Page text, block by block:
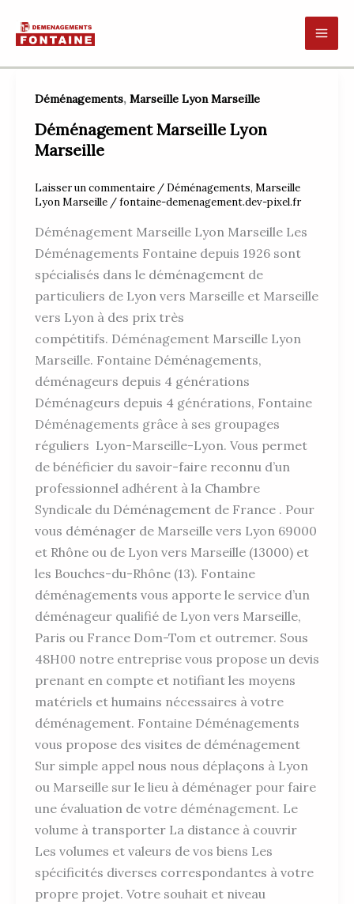
Déménagements, Marseille Lyon Marseille
Déménagement Marseille Lyon
Marseille
Laisser un commentaire / Déménagements, Marseille
Lyon Marseille /fontaine-demenagement.dev-pixel.fr
Déménagement Marseille Lyon Marseille Les
Déménagements Fontaine depuis 1926 sont
spécialisés dans le déménagement de
particuliers de Lyon vers Marseille et Marseille
vers Lyon à des prix très
compétitifs. Déménagement Marseille Lyon
Marseille. Fontaine Déménagements,
déménageurs depuis 4 générations
Déménageurs depuis 4 générations, Fontaine
Déménagements grâce à ses groupages
réguliers Lyon-Marseille-Lyon. Vous permet
de bénéficier du savoir-faire reconnu d’un
professionnel adhérent à la Chambre
Syndicale du Déménagement de France . Pour
vous déménager de Marseille vers Lyon 69000
et Rhône ou de Lyon vers Marseille (13000) et
les Bouches-du-Rhône (13). Fontaine
déménagements vous apporte le service d’un
déménageur qualifié de Lyon vers Marseille,
Paris ou France Dom-Tom et outremer. Sous
48H00 notre entreprise vous propose un devis
prenant en compte et notifiant les moyens
matériels et humains nécessaires à votre
déménagement. Fontaine Déménagements
vous propose des visites de déménagement
Sur simple appel nous nous déplaçons à Lyon
ou Marseille sur le lieu à déménager pour faire
une évaluation de votre déménagement. Le
volume à transporter La distance à couvrir
Les volumes et valeurs de vos biens Les
spécificités diverses correspondantes à votre
propre projet. Votre souhait et niveau